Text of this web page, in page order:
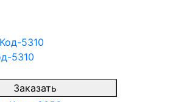
5310
Заказать